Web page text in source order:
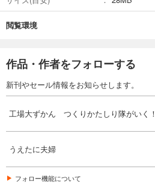
閲覧環境
作品・作者をフォローする
新刊やセール情報をお知らせします。
工場大ずかん つくりかたしり隊がいく！
うえたに夫婦
フォロー機能について